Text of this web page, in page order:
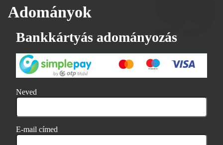
Adományok
Bankkártyás adományozás
Neved
E-mail címed